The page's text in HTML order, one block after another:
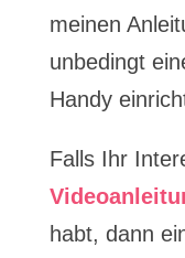
meinen
unbedingt
Handy
Falls Ihr
habt, dann